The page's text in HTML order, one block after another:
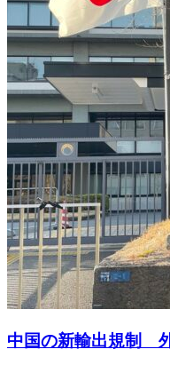
中国の新輸出規制